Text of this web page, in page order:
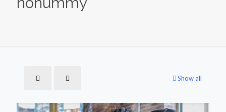
Show all